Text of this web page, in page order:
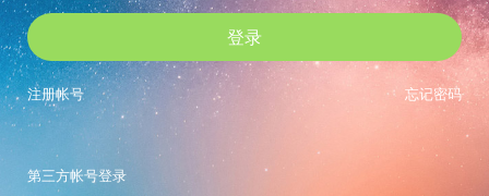
登录
忘记密码
注册帐号
第三方帐号登录